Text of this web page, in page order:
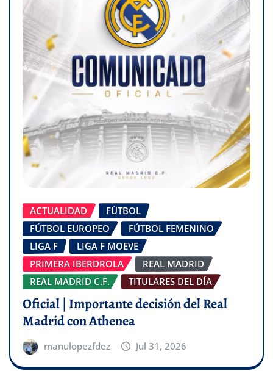
ACTUALIDAD
FÚTBOL
FÚTBOL EUROPEO
FÚTBOL FEMENINO
LIGA F
LIGA F MOEVE
PRIMERA IBERDROLA
REAL MADRID
REAL MADRID C.F.
TITULARES DEL DÍA
Oficial | Importante decisión del Real
Madrid con Athenea
manulopezfdez Jul 31, 2026